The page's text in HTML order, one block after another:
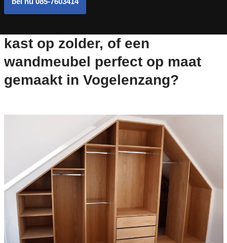
kast op zolder, of een
wandmeubel perfect op maat
gemaakt in Vogelenzang?